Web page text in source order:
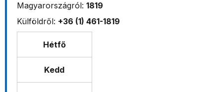
Magyarországról: 1819
Külföldről: +36 (1) 461-1819
Hétfő
Kedd